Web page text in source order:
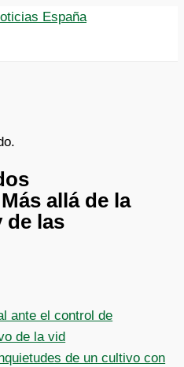
allá de la
de las
ante el control de
de la vid
de un cultivo con